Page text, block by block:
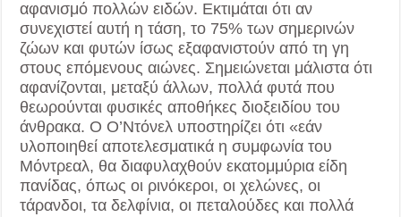
αφανισμό πολλών ειδών. Εκτιμάται ότι αν
συνεχιστεί αυτή η τάση, το 75% των σημερινών
ζώων και φυτών ίσως εξαφανιστούν από τη γη
στους επόμενους αιώνες. Σημειώνεται μάλιστα ότι
αφανίζονται, μεταξύ άλλων, πολλά φυτά που
θεωρούνται φυσικές αποθήκες διοξειδίου του
άνθρακα. Ο Ο’Ντόνελ υποστηρίζει ότι «εάν
υλοποιηθεί αποτελεσματικά η συμφωνία του
Μόντρεαλ, θα διαφυλαχθούν εκατομμύρια είδη
πανίδας, όπως οι ρινόκεροι, οι χελώνες, οι
τάρανδοι, τα δελφίνια, οι πεταλούδες και πολλά